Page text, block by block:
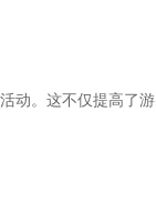
动。这不仅提高了游